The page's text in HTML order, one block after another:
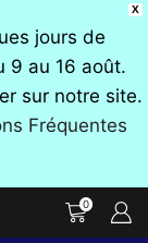
X
jours de
9 au 16 août.
sur notre site.
Fréquentes
0